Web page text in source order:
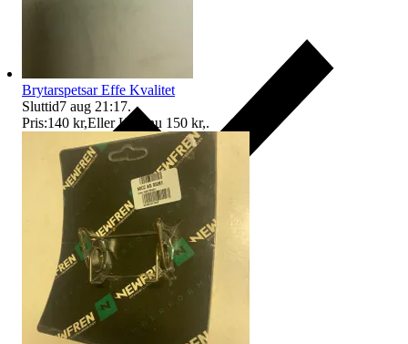
Ersättning om du inte får din vara
Brytarspetsar Effe Kvalitet
Sluttid7 aug 21:17.
Pris:140 kr,Eller Köp nu 150 kr,.